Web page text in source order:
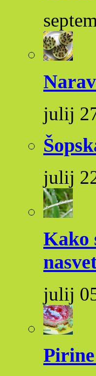
julij
julij
Kako
julij